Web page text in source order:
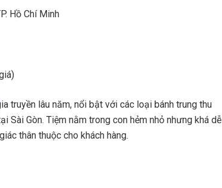
Hồ Chí Minh
truyền lâu năm, nổi bật với các loại bánh trung thu
Gòn. Tiệm nằm trong con hẻm nhỏ nhưng khá dễ
thân thuộc cho khách hàng.